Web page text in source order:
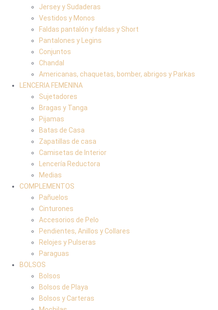
Jersey y Sudaderas
Vestidos y Monos
Faldas pantalón y faldas y Short
Pantalones y Legins
Conjuntos
Chandal
Americanas, chaquetas, bomber, abrigos y Parkas
LENCERIA FEMENINA
Sujetadores
Bragas y Tanga
Pijamas
Batas de Casa
Zapatillas de casa
Camisetas de Interior
Lencería Reductora
Medias
COMPLEMENTOS
Pañuelos
Cinturones
Accesorios de Pelo
Pendientes, Anillos y Collares
Relojes y Pulseras
Paraguas
BOLSOS
Bolsos
Bolsos de Playa
Bolsos y Carteras